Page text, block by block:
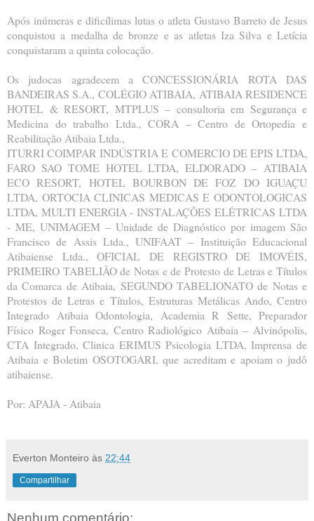
Após inúmeras e dificílimas lutas o atleta Gustavo Barreto de Jesus
conquistou a medalha de bronze e as atletas Iza Silva e Letícia
conquistaram a quinta colocação.
Os judocas agradecem a CONCESSIONÁRIA ROTA DAS
BANDEIRAS S.A., COLÉGIO ATIBAIA, ATIBAIA RESIDENCE
HOTEL & RESORT, MTPLUS – consultoria em Segurança e
Medicina do trabalho Ltda., CORA – Centro de Ortopedia e
Reabilitação Atibaia Ltda.,
ITURRI COIMPAR INDÚSTRIA E COMERCIO DE EPIS LTDA,
FARO SAO TOME HOTEL LTDA, ELDORADO – ATIBAIA
ECO RESORT, HOTEL BOURBON DE FOZ DO IGUAÇU
LTDA, ORTOCIA CLINICAS MEDICAS E ODONTOLOGICAS
LTDA, MULTI ENERGIA - INSTALAÇÕES ELÉTRICAS LTDA
- ME, UNIMAGEM – Unidade de Diagnóstico por imagem São
Francisco de Assis Ltda., UNIFAAT – Instituição Educacional
Atibaiense Ltda., OFICIAL DE REGISTRO DE IMOVÉIS,
PRIMEIRO TABELIÃO de Notas e de Protesto de Letras e Títulos
da Comarca de Atibaia, SEGUNDO TABELIONATO de Notas e
Protestos de Letras e Títulos, Estruturas Metálicas Ando, Centro
Integrado Atibaia Odontologia, Academia R Sette, Preparador
Físico Roger Fonseca, Centro Radiológico Atibaia – Alvinópolis,
CTA Integrado, Clinica ERIMUS Psicologia LTDA, Imprensa de
Atibaia e Boletim OSOTOGARI, que acreditam e apoiam o judô
atibaiense.
Por: APAJA - Atibaia
Everton Monteiro às 22:44
Compartilhar
Nenhum comentário: